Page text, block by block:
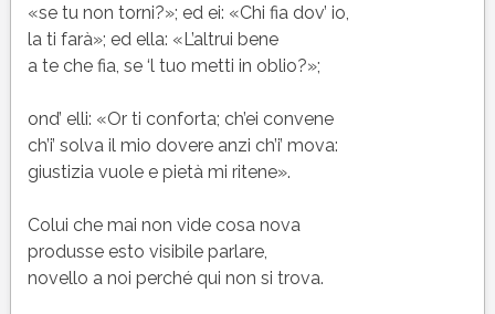
«se tu non torni?»; ed ei: «Chi fia dov’ io,
la ti farà»; ed ella: «L’altrui bene
a te che fia, se ‘l tuo metti in oblio?»;
ond’ elli: «Or ti conforta; ch’ei convene
ch’i’ solva il mio dovere anzi ch’i’ mova:
giustizia vuole e pietà mi ritene».
Colui che mai non vide cosa nova
produsse esto visibile parlare,
novello a noi perché qui non si trova.